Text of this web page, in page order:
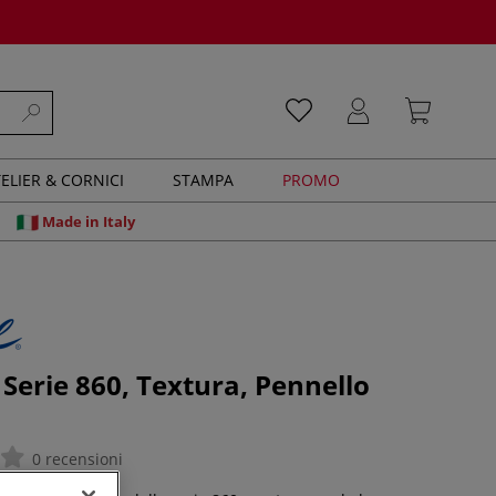
& CORNICI STAMPA PROMO
Made in Italy
860, Textura, Pennello
0 recensioni